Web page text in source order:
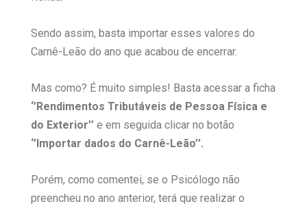
Sendo assim, basta importar esses valores do
Carnê-Leão do ano que acabou de encerrar.
Mas como? É muito simples! Basta acessar a ficha
‘’Rendimentos Tributáveis de Pessoa Física e
do Exterior’’ e em seguida clicar no botão
‘’Importar dados do Carnê-Leão’’.
Porém, como comentei, se o Psicólogo não
preencheu no ano anterior, terá que realizar o